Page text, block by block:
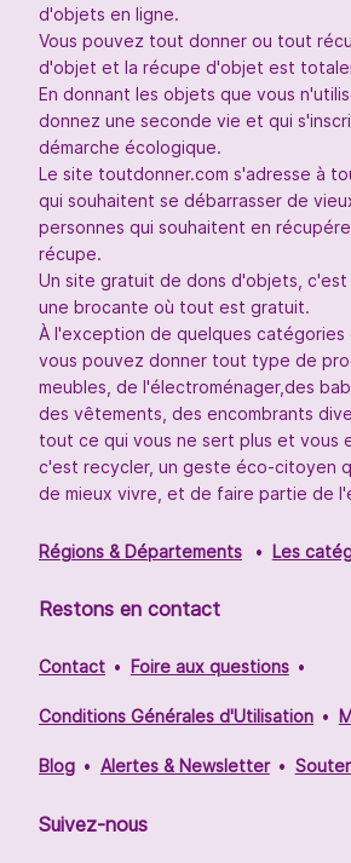
d'objets en ligne.
Vous pouvez tout donner ou tout
d'objet et la récupe d'objet est
En donnant les objets que vous
donnez une seconde vie et qui
démarche écologique.
Le site toutdonner.com s'adresse à
qui souhaitent se débarrasser de
personnes qui souhaitent en
récupe.
Un site gratuit de dons d'objets, c'est
une brocante où tout est gratuit.
À l'exception de quelques catégories
vous pouvez donner tout type de
meubles, de l'électroménager,des
des vêtements, des encombrants
tout ce qui vous ne sert plus et vous
c'est recycler, un geste éco-citoyen
de mieux vivre, et de faire partie de
Régions & Départements Les
Restons en contact
Contact Foire aux questions
Conditions Générales d'Utilisation
Blog Alertes & Newsletter
Suivez-nous